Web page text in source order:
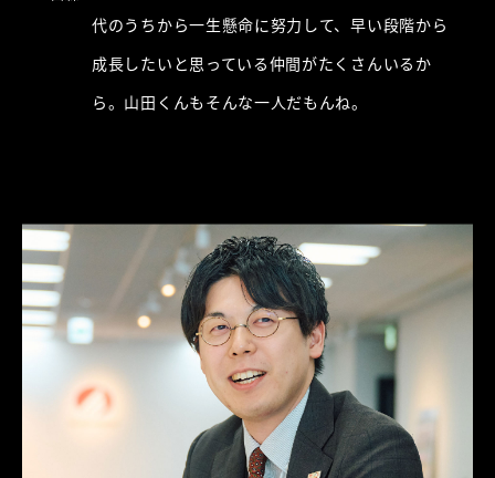
代のうちから一生懸命に努力して、早い段階から
成長したいと思っている仲間がたくさんいるか
ら。山田くんもそんな一人だもんね。